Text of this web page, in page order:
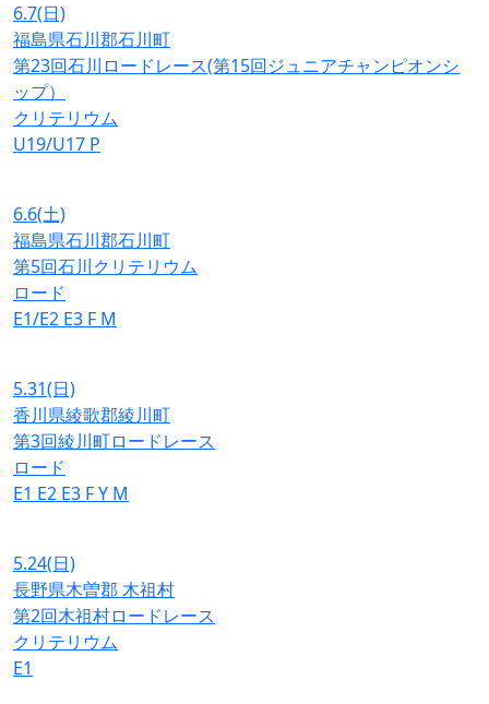
6.7(日)
福島県石川郡石川町
第23回石川ロードレース(第15回ジュニアチャンピオンシ
ップ）
クリテリウム
U19/U17 P
6.6(土)
福島県石川郡石川町
第5回石川クリテリウム
ロード
E1/E2 E3 F M
5.31(日)
香川県綾歌郡綾川町
第3回綾川町ロードレース
ロード
E1 E2 E3 FY M
5.24(日)
長野県木曽郡 木祖村
第2回木祖村ロードレース
クリテリウム
E1